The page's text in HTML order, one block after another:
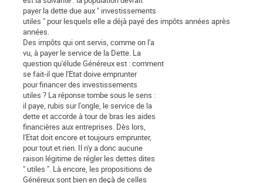
payer la dette due aux " investissements
utiles " pour lesquels elle a déjà payé des impôts années après
années.
Des impôts qui ont servis, comme on l'a
vu, à payer le service de la Dette. La
question qu'élude Généreux est : comment
se fait-il que l'Etat doive emprunter
pour financer des investissements
utiles ? La réponse tombe sous le sens :
il paye, rubis sur l'ongle, le service de la
dette et accorde à tour de bras les aides
financières aux entreprises. Dès lors,
l'Etat doit encore et toujours emprunter,
pour tout et rien. Il n'y a donc aucune
raison légitime de régler les dettes dites
" utiles ". Là encore, les propositions de
Généreux sont bien en deçà de celles